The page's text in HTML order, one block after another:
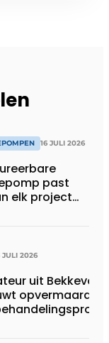
16 JULI 2026
past
elk project
JULI 2026
uit
opvermaarde